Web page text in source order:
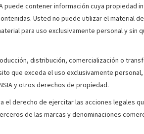
puede contener información cuya
Usted no puede utilizar el material
para uso exclusivamente personal y sin
distribución, comercialización o
que exceda el uso exclusivamente
y otros derechos de propiedad.
el derecho de ejercitar las acciones legales
de las marcas y denominaciones